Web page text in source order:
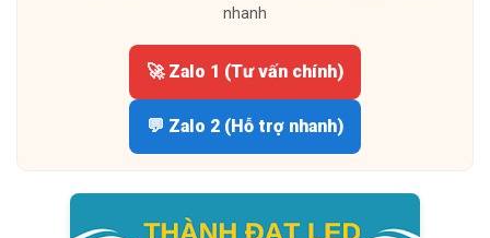
nhanh
🚀 Zalo 1 (Tư vấn chính)
💬 Zalo 2 (Hỗ trợ nhanh)